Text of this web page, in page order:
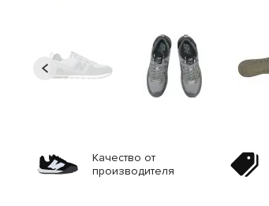
Качество от
производителя